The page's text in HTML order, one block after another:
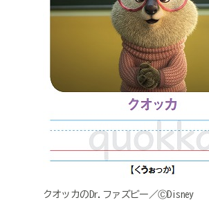
クオッカのDr.ファズビー／ⒸDisney